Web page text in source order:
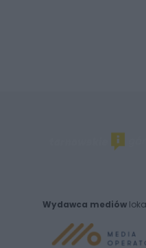
Wydawca mediów